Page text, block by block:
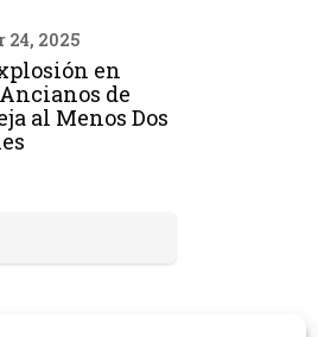
24, 2025
en
de
al Menos Dos